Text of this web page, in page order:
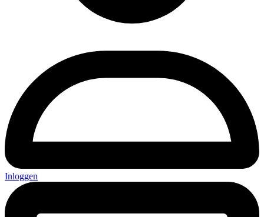
Inloggen